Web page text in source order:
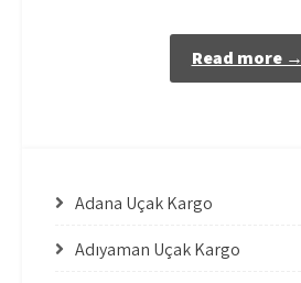
Read more →
Adana Uçak Kargo
Adıyaman Uçak Kargo